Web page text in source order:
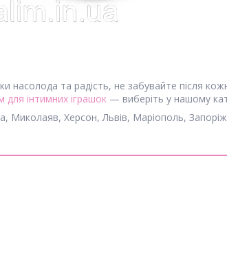
насолода та радість, не забувайте після
для інтимних іграшок — виберіть у нашому
Миколаяв, Херсон, Львів, Маріополь,